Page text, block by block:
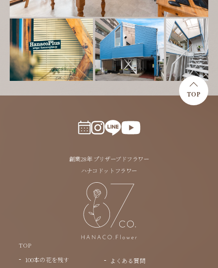
TOP
TOP
100本の花を残す
よくある質問
創業28年 プリザーブドフラワー
ハナコドットフラワー